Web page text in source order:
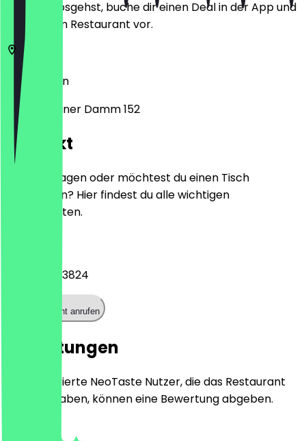
Bevor du losgehst, buche dir einen Deal in der App und
zeige ihn im Restaurant vor.
12487
Berlin
Groß-Berliner Damm 152
Kontakt
Hast du Fragen oder möchtest du einen Tisch
reservieren? Hier findest du alle wichtigen
Kontaktdaten.
+493063103824
Restaurant anrufen
Bewertungen
Nur registrierte NeoTaste Nutzer, die das Restaurant
besucht haben, können eine Bewertung abgeben.